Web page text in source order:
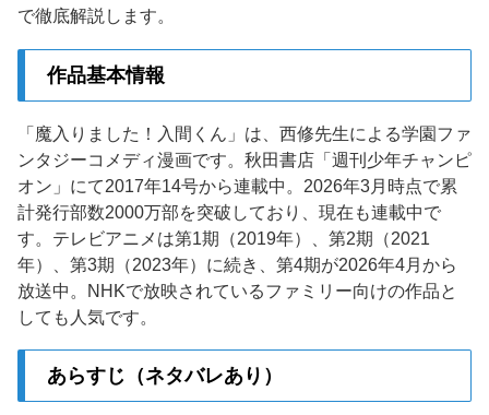
で徹底解説します。
作品基本情報
「魔入りました！入間くん」は、西修先生による学園ファ
ンタジーコメディ漫画です。秋田書店「週刊少年チャンピ
オン」にて2017年14号から連載中。2026年3月時点で累
計発行部数2000万部を突破しており、現在も連載中で
す。テレビアニメは第1期（2019年）、第2期（2021
年）、第3期（2023年）に続き、第4期が2026年4月から
放送中。NHKで放映されているファミリー向けの作品と
しても人気です。
あらすじ（ネタバレあり）